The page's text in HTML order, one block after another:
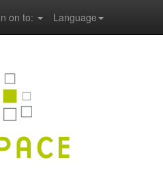
Language
on to: